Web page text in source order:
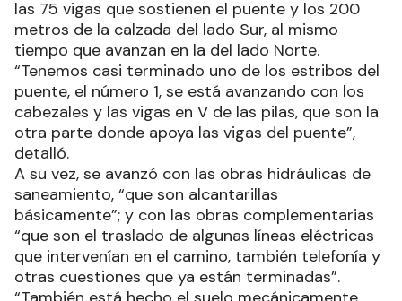
las 75 vigas que sostienen el puente y los 200
metros de la calzada del lado Sur, al mismo
tiempo que avanzan en la del lado Norte.
“Tenemos casi terminado uno de los estribos del
puente, el número 1, se está avanzando con los
cabezales y las vigas en V de las pilas, que son la
otra parte donde apoya las vigas del puente”,
detalló.
A su vez, se avanzó con las obras hidráulicas de
saneamiento, “que son alcantarillas
básicamente”; y con las obras complementarias
“que son el traslado de algunas líneas eléctricas
que intervenían en el camino, también telefonía y
otras cuestiones que ya están terminadas”.